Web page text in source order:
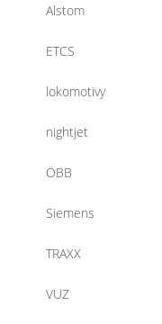
Alstom
ETCS
lokomotivy
nightjet
ÖBB
Siemens
TRAXX
VUZ